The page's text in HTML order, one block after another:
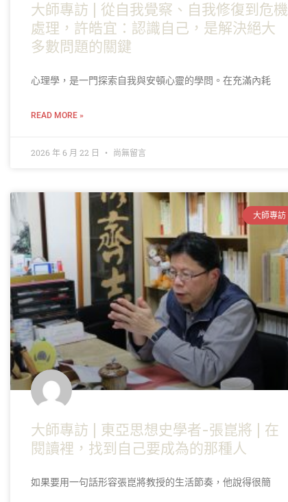
大師專訪 | 從自我覺察、自我修復到危機
處理，許皓宜：認識自己，是解決絕大
多數問題的關鍵
心理學，是一門探索自我與安頓心靈的學問。在充滿內耗
READ MORE »
2026 年 6 月 22 日 尚無留言
大師專訪
大師專訪 | 東亞思想史學者-張崑將 | 在
閱讀裡，找到自己要成為的那種人
如果要用一句話形容張崑將教授的生活節奏，他說得很簡